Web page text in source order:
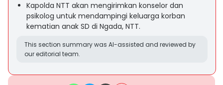
Kapolda NTT akan mengirimkan konselor dan
psikolog untuk mendampingi keluarga korban
kematian anak SD di Ngada, NTT.
This section summary was AI-assisted and reviewed by
our editorial team.